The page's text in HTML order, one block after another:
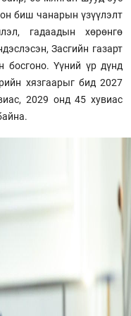
биш чанарын үзүүлэлт
гадаадын хөрөнгө
Засгийн газарт
босгоно. Үүний үр дүнд
хязгаарыг бид 2027
2029 онд 45 хувиас